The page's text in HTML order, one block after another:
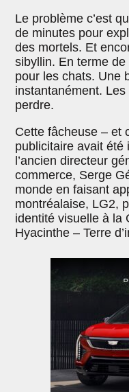
Le problème c’est
de minutes pour
des mortels. Et
sibyllin. En terme de
pour les chats. Une
instantanément.
perdre.
Cette fâcheuse – et
publicitaire avait été
l’ancien directeur
commerce, Serge
monde en faisant
montréalaise, LG2,
identité visuelle à la
Hyacinthe – Terre